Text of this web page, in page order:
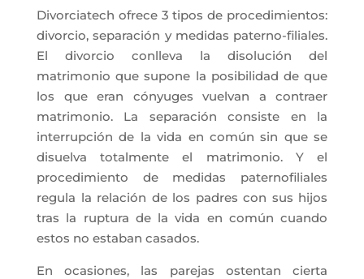
Divorciatech ofrece 3 tipos de procedimientos:
divorcio, separación y medidas paterno-filiales.
El divorcio conlleva la disolución del
matrimonio que supone la posibilidad de que
los que eran cónyuges vuelvan a contraer
matrimonio. La separación consiste en la
interrupción de la vida en común sin que se
disuelva totalmente el matrimonio. Y el
procedimiento de medidas paternofiliales
regula la relación de los padres con sus hijos
tras la ruptura de la vida en común cuando
estos no estaban casados.
En ocasiones, las parejas ostentan cierta